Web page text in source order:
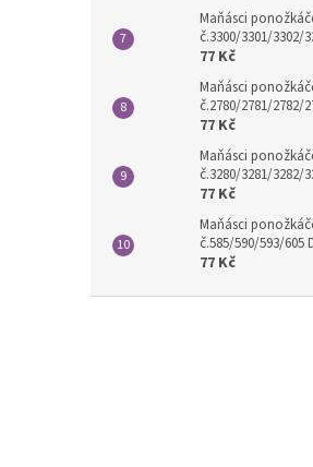
Maňásci
č.3300/3301/3302/
77 Kč
Maňásci
č.2780/2781/2782/
77 Kč
Maňásci
č.3280/3281/3282/
77 Kč
Maňásci
č.585/590/593/605
77 Kč